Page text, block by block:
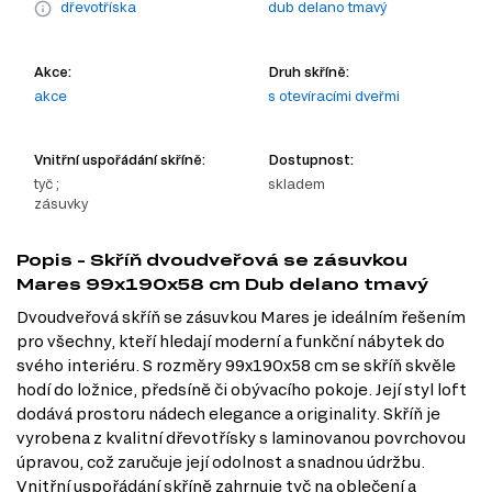
dřevotříska dub delano tmavý
Akce:
akce
Druh skříně:
s otevíracími dveřmi
Vnitřní uspořádání skříně:
tyč ;
zásuvky
Dostupnost:
skladem
Popis - Skříň dvoudveřová se zásuvkou
Mares 99x190x58 cm Dub delano tmavý
Dvoudveřová skříň se zásuvkou Mares je ideálním řešením
pro všechny, kteří hledají moderní a funkční nábytek do
svého interiéru. S rozměry 99x190x58 cm se skříň skvěle
hodí do ložnice, předsíně či obývacího pokoje. Její styl loft
dodává prostoru nádech elegance a originality. Skříň je
vyrobena z kvalitní dřevotřísky s laminovanou povrchovou
úpravou, což zaručuje její odolnost a snadnou údržbu.
Vnitřní uspořádání skříně zahrnuje tyč na oblečení a